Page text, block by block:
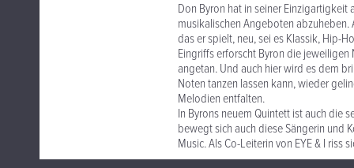
Don Byron hat in seiner Einzigartigkeit
musikalischen Angeboten
das er spielt, neu, sei es Klassik, Hip-
Eingriffs erforscht Byron die
angetan. Und auch hier wird es dem
Noten tanzen lassen kann, wieder
Melodien entfalten.
In Byrons neuem Quintett ist auch die
bewegt sich auch diese Sängerin und
Music. Als Co-Leiterin von EYE & I